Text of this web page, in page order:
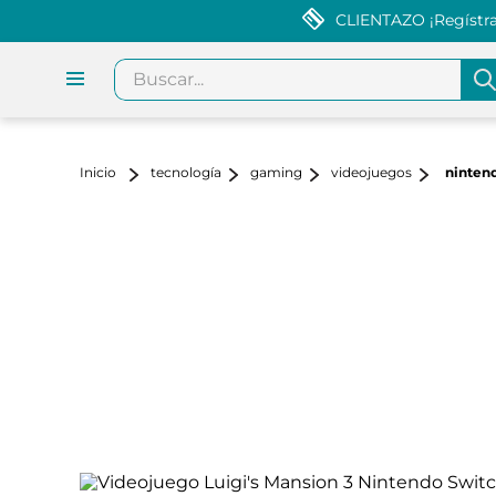
CLIENTAZO
Buscar...
tecnología gaming videojuegos